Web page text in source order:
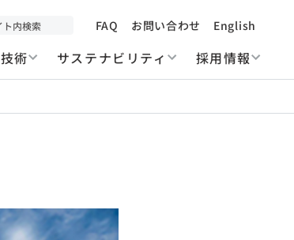
FAQ お問い合わせ English
技術 サステナビリティ 採用情報